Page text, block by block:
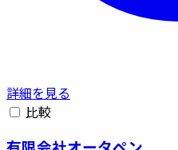
詳細を見る
比較